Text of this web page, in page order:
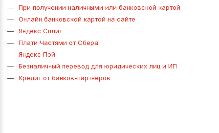
При получении наличными или банковской картой
Онлайн банковской картой на сайте
Яндекс Сплит
Плати Частями от Сбера
Яндекс Пэй
Безналичный перевод для юридических лиц и ИП
Кредит от банков-партнёров